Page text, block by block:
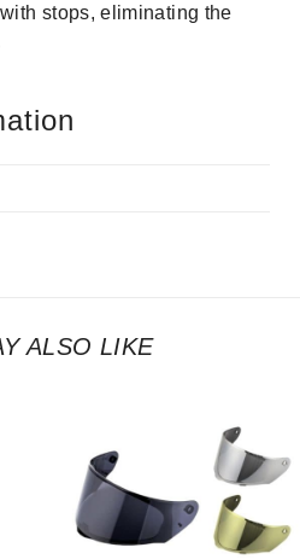
stops, eliminating the
ALSO LIKE